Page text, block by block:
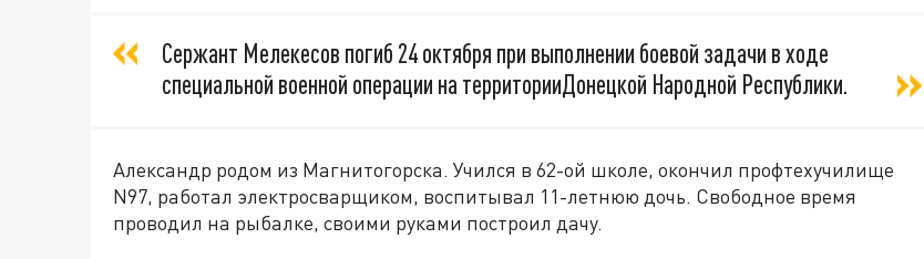
Сержант Мелекесов погиб 24 октября при выполнении боевой задачи в ходе
специальной военной операции на территорииДонецкой Народной Республики.
Александр родом из Магнитогорска. Учился в 62-ой школе, окончил профтехучилище
N97, работал электросварщиком, воспитывал 11-летнюю дочь. Свободное время
проводил на рыбалке, своими руками построил дачу.